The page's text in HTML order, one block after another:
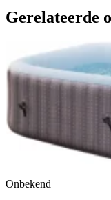
Gerelateerde
Onbekend